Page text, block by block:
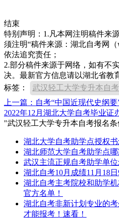
结束
特别声明：1.凡本网注明稿件来
须注明“稿件来源：湖北自考网（
依法追究责任；
2.部分稿件来源于网络，如有不
决。最新官方信息请以湖北省教
标签：
武汉轻工大学专升本自考
上一篇：自考“中国近现代史纲
2022年12月湖北大学自考毕业证
"武汉轻工大学专升本自考报名
湖北大学自考助学点授权书
湖北师范大学自考助学点哪
武汉主流正规自考助学单
湖北自考10月成绩11月18
湖北自考主考院校和助学
官方名单！
湖北自考非新计划专业的
才能报考！速看！